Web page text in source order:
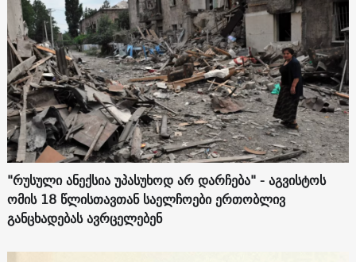
"რუსული ანექსია უპასუხოდ არ დარჩება" - აგვისტოს
ომის 18 წლისთავთან საელჩოები ერთობლივ
განცხადებას ავრცელებენ